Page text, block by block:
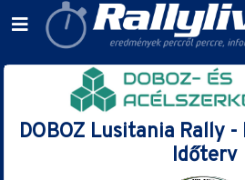
DOBOZ Lusitania Rally -
Időterv